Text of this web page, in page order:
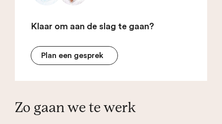
Klaar om aan de slag te gaan?
Plan een gesprek
Zo gaan we te werk